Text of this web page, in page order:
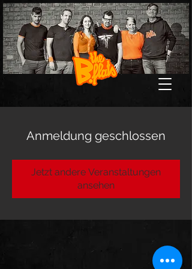
Anmeldung geschlossen
Jetzt andere Veranstaltungen
ansehen